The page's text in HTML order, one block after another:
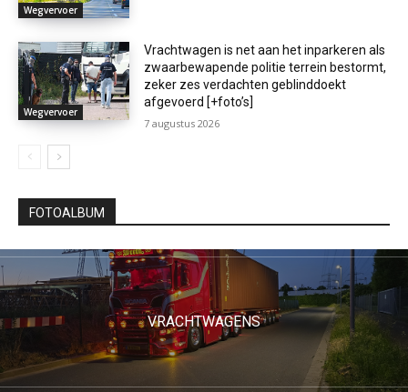
Wegvervoer
Wegvervoer
Vrachtwagen is net aan het inparkeren als
zwaarbewapende politie terrein bestormt,
zeker zes verdachten geblinddoekt
afgevoerd [+foto’s]
7 augustus 2026
FOTOALBUM
VRACHTWAGENS